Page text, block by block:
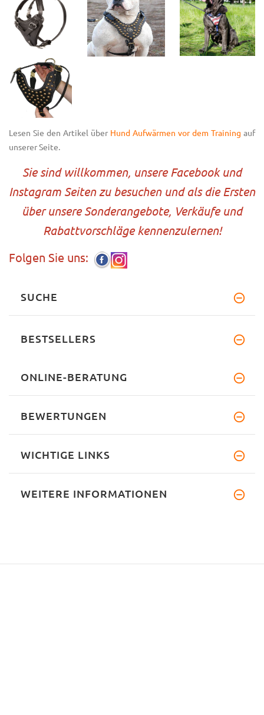
Lesen Sie den Artikel über Hund Aufwärmen vor dem Training auf
unserer Seite.
Sie sind willkommen, unsere Facebook und
Instagram Seiten zu besuchen und als die Ersten
über unsere Sonderangebote, Verkäufe und
Rabattvorschläge kennenzulernen!
Folgen Sie uns:
SUCHE
BESTSELLERS
ONLINE-BERATUNG
BEWERTUNGEN
WICHTIGE LINKS
WEITERE INFORMATIONEN